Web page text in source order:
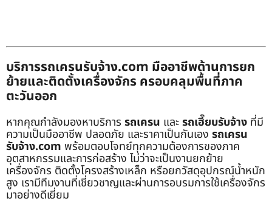
บริการรถเครนรับจ้าง.com มืออาชีพด้านการยก
ย้ายและติดตั้งเครื่องจักร ครอบคลุมพื้นที่ภาค
ตะวันออก
หากคุณกำลังมองหาบริการ รถเครน และรถเฮี๊ยบรับจ้าง ที่มี
ความเป็นมืออาชีพ ปลอดภัย และราคาเป็นกันเอง รถเครน
รับจ้าง.com พร้อมตอบโจทย์ทุกความต้องการของภาค
อุตสาหกรรมและการก่อสร้าง ไม่ว่าจะเป็นงานยกย้าย
เครื่องจักร ติดตั้งโครงสร้างเหล็ก หรือยกวัสดุอุปกรณ์น้ำหนัก
สูง เรามีทีมงานที่เชี่ยวชาญและผ่านการอบรมการใช้เครื่องจักร
มาอย่างดีเยี่ยม